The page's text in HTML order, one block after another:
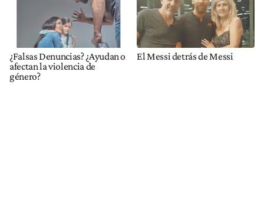
¿Falsas Denuncias? ¿Ayudan o
afectan la violencia de
género?
El Messi detrás de Messi